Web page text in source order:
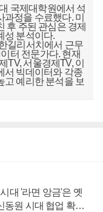
국제대학원에서 석
정을 수료했다. 미
후 주된 관심은 경제
성 분석이다.
길리서치에서 근무
터 전문가다. 현재
TV, 서울경제TV, 이
서 빅데이터와 각종
고 예리한 분석을 보
대 '라면 앙금'은 옛
동원 시대 협업 확대